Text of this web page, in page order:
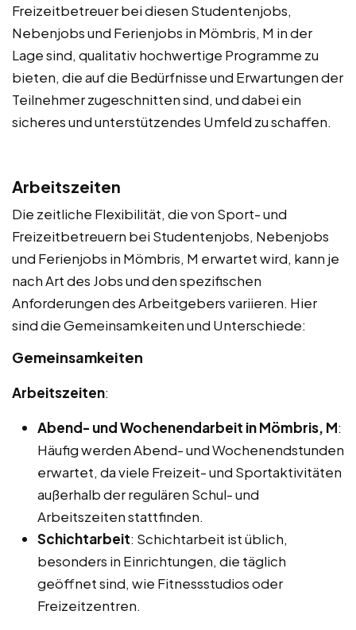
Freizeitbetreuer bei diesen Studentenjobs,
Nebenjobs und Ferienjobs in Mömbris, M in der
Lage sind, qualitativ hochwertige Programme zu
bieten, die auf die Bedürfnisse und Erwartungen der
Teilnehmer zugeschnitten sind, und dabei ein
sicheres und unterstützendes Umfeld zu schaffen.
Arbeitszeiten
Die zeitliche Flexibilität, die von Sport- und
Freizeitbetreuern bei Studentenjobs, Nebenjobs
und Ferienjobs in Mömbris, M erwartet wird, kann je
nach Art des Jobs und den spezifischen
Anforderungen des Arbeitgebers variieren. Hier
sind die Gemeinsamkeiten und Unterschiede:
Gemeinsamkeiten
Arbeitszeiten:
Abend- und Wochenendarbeit in Mömbris, M:
Häufig werden Abend- und Wochenendstunden
erwartet, da viele Freizeit- und Sportaktivitäten
außerhalb der regulären Schul- und
Arbeitszeiten stattfinden.
Schichtarbeit: Schichtarbeit ist üblich,
besonders in Einrichtungen, die täglich
geöffnet sind, wie Fitnessstudios oder
Freizeitzentren.